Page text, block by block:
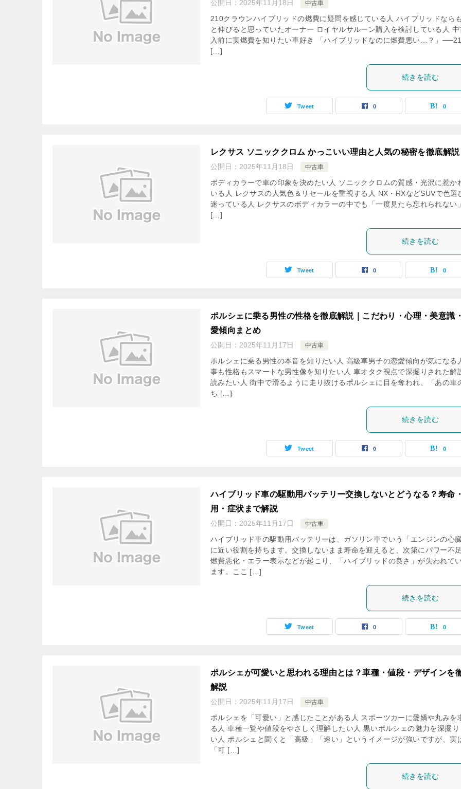
公開日： 2025年11月18日 中古車
210クラウンハイブリッドの燃費に疑問を感じている人 ハイブリッドなら
と伸びると思っていたオーナー ロイヤルサルーン購入を検討している人 中
入前に実燃費を知りたい車好き 「ハイブリッドなのに燃費悪い…？」──21
[…]
続きを読む
Tweet 0 0
レクサス ソニッククロム かっこいい理由と人気の秘密を徹底解説
公開日： 2025年11月18日 中古車
ボディカラーで車の印象を決めたい人 ソニッククロムの質感・光沢に惹か
いる人 レクサスの人気色＆リセールを重視する人 NX・RXなどSUVで色選
迷っている人 レクサスのボディカラーの中でも「一度見たら忘れられない」
[…]
続きを読む
Tweet 0 0
ポルシェに乗る男性の性格を徹底解説｜こだわり・心理・美意識
愛傾向まとめ
公開日： 2025年11月17日 中古車
ポルシェに乗る男性の本音を知りたい人 高級車男子の恋愛傾向が気になる
事も性格もスマートな男性像を知りたい人 車オタク視点で深掘りされた解
読みたい人 街中で滑るように走り抜けるポルシェに目を奪われ、「あの車
ち […]
続きを読む
Tweet 0 0
ハイブリッド車の駆動用バッテリー交換しないとどうなる？寿命
用・症状まで解説
公開日： 2025年11月17日 中古車
ハイブリッド車の駆動用バッテリーは、ガソリン車でいう「エンジンの心臓
に近い役割を持ちます。交換しないまま寿命を迎えると、次第にパワー不
燃費悪化・エラー表示などが起こり、「ハイブリッドの良さ」が失われて
ます。ここ […]
続きを読む
Tweet 0 0
ポルシェが可愛いと思われる理由とは？車種・値段・デザインを
解説
公開日： 2025年11月17日 中古車
ポルシェを「可愛い」と感じたことがある人 スポーツカーに愛嬌や丸みを
る人 車種一覧や値段をやさしく理解したい人 黒いポルシェの魅力を深掘り
い人 ポルシェと聞くと「高級」「速い」というイメージが強いですが、実
「可 […]
続きを読む